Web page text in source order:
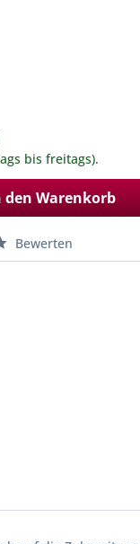
bis freitags).
den Warenkorb
Bewerten